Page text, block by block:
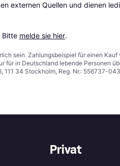
externen Quellen und dienen
Bitte melde sie hier.
sein. Zahlungsbeispiel für einen
für in Deutschland lebende
34 Stockholm, Reg. Nr.: 556737-
Privat